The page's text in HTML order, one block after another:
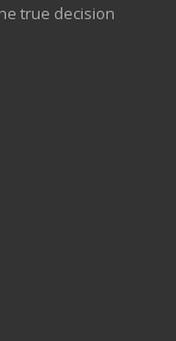
true decision